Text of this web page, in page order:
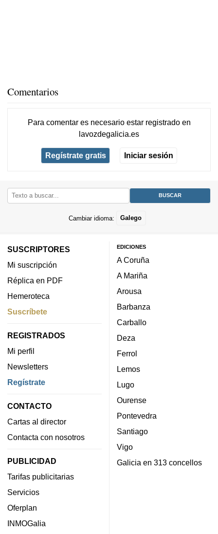
Comentarios
Para comentar es necesario estar registradoen
lavozdegalicia.es
Regístrate gratis Iniciar sesión
Cambiar idioma: Galego
SUSCRIPTORES
Mi suscripción
Réplica en PDF
Hemeroteca
Suscríbete
REGISTRADOS
Mi perfil
Newsletters
Regístrate
CONTACTO
Cartas al director
Contacta con nosotros
PUBLICIDAD
Tarifas publicitarias
Servicios
Oferplan
INMOGalia
EDICIONES
A Coruña
A Mariña
Arousa
Barbanza
Carballo
Deza
Ferrol
Lemos
Lugo
Ourense
Pontevedra
Santiago
Vigo
Galicia en 313 concellos